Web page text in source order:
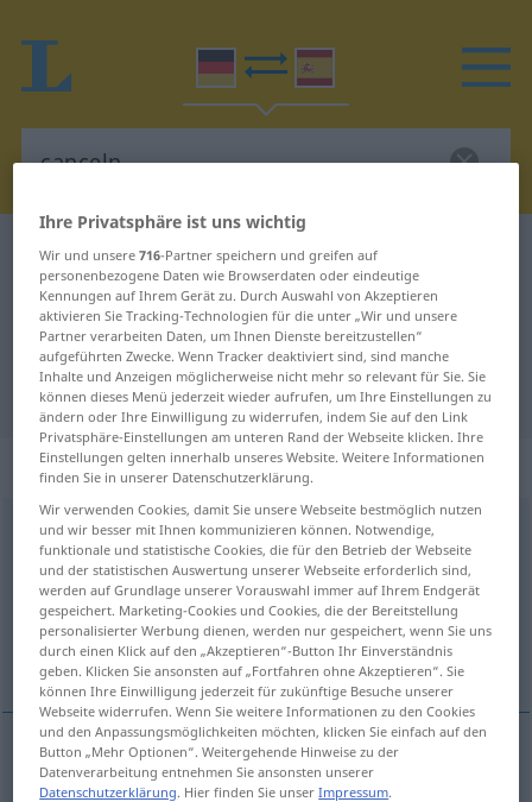
Deutsch-Spanisch Wörterbuch canceln
Deutsch-Spanisch Übersetzung für
"canceln"
"canceln" Spanisch Übersetzung
„canceln“: transitives Verb
canceln [ˈkɛnsəln]v/t
Übersicht aller Übersetzungen
(Für mehr Details die Übersetzung anklicken/antippen)
cancelar
cancelar canceln IT
Ihre Privatsphäre ist uns wichtig
Wir und unsere716-Partner speichern und greifen auf
personenbezogene Daten wie Browserdaten oder eindeutige
Kennungen auf Ihrem Gerät zu. Durch Auswahl von Akzeptieren
aktivieren Sie Tracking-Technologien für die unter „Wir und unsere
Partner verarbeiten Daten, um Ihnen Dienste bereitzustellen“
aufgeführten Zwecke. Wenn Tracker deaktiviert sind, sind manche
Inhalte und Anzeigen möglicherweise nicht mehr so relevant für Sie. Sie
können dieses Menü jederzeit wieder aufrufen, um Ihre Einstellungen zu
ändern oder Ihre Einwilligung zu widerrufen, indem Sie auf den Link
Privatsphäre-Einstellungen am unteren Rand der Webseite klicken. Ihre
Einstellungen gelten innerhalb unseres Website. Weitere Informationen
finden Sie in unserer Datenschutzerklärung.
Wir verwenden Cookies, damit Sie unsere Webseite bestmöglich nutzen
und wir besser mit Ihnen kommunizieren können. Notwendige,
funktionale und statistische Cookies, die für den Betrieb der Webseite
und der statistischen Auswertung unserer Webseite erforderlich sind,
werden auf Grundlage unserer Vorauswahl immer auf Ihrem Endgerät
gespeichert. Marketing-Cookies und Cookies, die der Bereitstellung
personalisierter Werbung dienen, werden nur gespeichert, wenn Sie uns
durch einen Klick auf den „Akzeptieren“-Button Ihr Einverständnis
geben. Klicken Sie ansonsten auf „Fortfahren ohne Akzeptieren“. Sie
können Ihre Einwilligung jederzeit für zukünftige Besuche unserer
Webseite widerrufen. Wenn Sie weitere Informationen zu den Cookies
und den Anpassungsmöglichkeiten möchten, klicken Sie einfach auf den
Button „Mehr Optionen“. Weitergehende Hinweise zu der
Datenverarbeitung entnehmen Sie ansonsten unserer
Datenschutzerklärung. Hier finden Sie unserImpressum.